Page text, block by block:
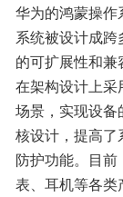
华为的鸿蒙操
系统被设计成
的可扩展性和
在架构设计上
场景，实现设
核设计，提高
防护功能。目
表、耳机等各